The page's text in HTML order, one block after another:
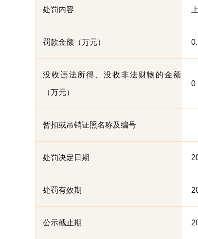
处罚内容
罚款金额（万元）
没收违法所得、没收非法财物的金额
（万元）
0
暂扣或吊销证照名称及编号
处罚决定日期
处罚有效期
公示截止期